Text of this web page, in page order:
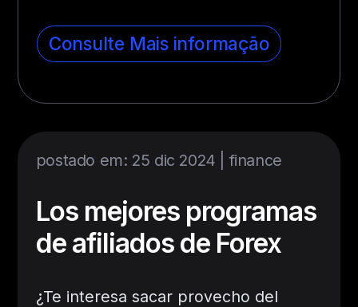
Consulte Mais informação
postado em: 25 dic 2024 | finance
Los mejores programas
de afiliados de Forex
¿Te interesa sacar provecho del